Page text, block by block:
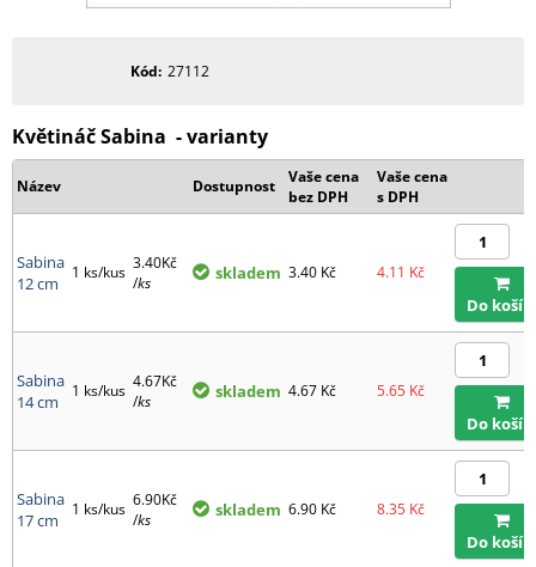
Kód 27112
Květináč Sabina - varianty
Název Dostupnost
Vaše cena
bez DPH
Vaše cena
s DPH
Sabina
12 cm
1 ks/kus 3.40Kč
/ks skladem 3.40 Kč 4.11 Kč
Do
Sabina
14 cm
1 ks/kus 4.67Kč
/ks skladem 4.67 Kč 5.65 Kč
Do
Sabina
17 cm
1 ks/kus 6.90Kč
/ks skladem 6.90 Kč 8.35 Kč
Do